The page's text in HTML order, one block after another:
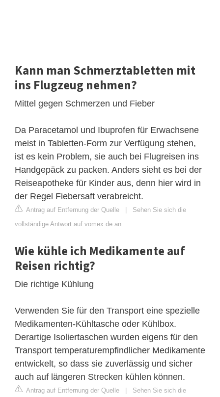
Kann man Schmerztabletten mit
ins Flugzeug nehmen?
Mittel gegen Schmerzen und Fieber
Da Paracetamol und Ibuprofen für Erwachsene
meist in Tabletten-Form zur Verfügung stehen,
ist es kein Problem, sie auch bei Flugreisen ins
Handgepäck zu packen. Anders sieht es bei der
Reiseapotheke für Kinder aus, denn hier wird in
der Regel Fiebersaft verabreicht.
Antrag auf Entfernung der Quelle
Sehen Sie sich die
vollständige Antwort auf vomex.de an
Wie kühle ich Medikamente auf
Reisen richtig?
Die richtige Kühlung
Verwenden Sie für den Transport eine spezielle
Medikamenten-Kühltasche oder Kühlbox.
Derartige Isoliertaschen wurden eigens für den
Transport temperaturempfindlicher Medikamente
entwickelt, so dass sie zuverlässig und sicher
auch auf längeren Strecken kühlen können.
Antrag auf Entfernung der Quelle
Sehen Sie sich die